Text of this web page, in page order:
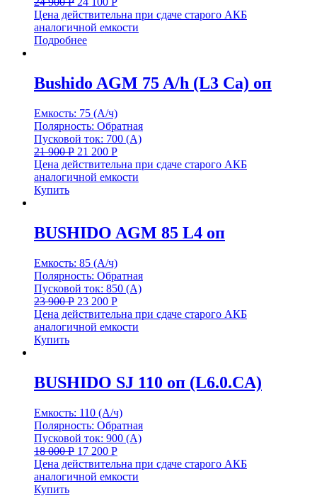
Цена действительна при сдаче старого АКБ
аналогичной емкости
Подробнее
Bushido AGM 75 A/h (L3 Ca) оп
Емкость: 75 (А/ч)
Полярность: Обратная
Пусковой ток: 700 (А)
21 900Р 21 200 Р
Цена действительна при сдаче старого АКБ
аналогичной емкости
Купить
BUSHIDO AGM 85 L4 оп
Емкость: 85 (А/ч)
Полярность: Обратная
Пусковой ток: 850 (А)
23 900Р 23 200 Р
Цена действительна при сдаче старого АКБ
аналогичной емкости
Купить
BUSHIDO SJ 110 оп (L6.0.CA)
Емкость: 110 (А/ч)
Полярность: Обратная
Пусковой ток: 900 (А)
18 000Р 17 200 Р
Цена действительна при сдаче старого АКБ
аналогичной емкости
Купить